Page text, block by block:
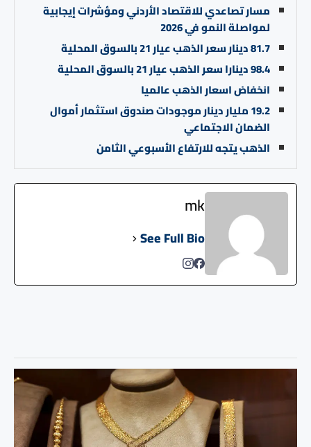
مسار تصاعدي للاقتصاد الأردني ومؤشرات إيجابية
لمواصلة النمو في 2026
81.7 دينار سعر الذهب عيار 21 بالسوق المحلية
98.4 دينارا سعر الذهب عيار 21 بالسوق المحلية
انخفاض اسعار الذهب ​عالميا
19.2 مليار دينار موجودات صندوق استثمار أموال
الضمان الاجتماعي
الذهب يتجه للارتفاع الأسبوعي الثامن
mk
See Full Bio